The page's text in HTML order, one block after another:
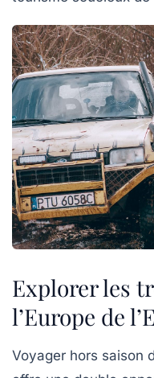
Explorer les
l’Europe de
Voyager hors saison